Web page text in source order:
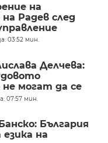
на
Радев след
03:52 мин.
Делчева:
могат да се
07:57 мин.
България
на